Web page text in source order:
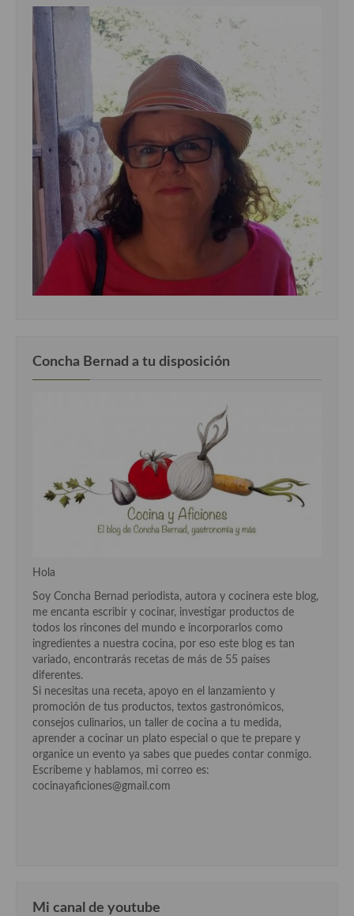
Concha Bernad a tu disposición
Hola
Soy Concha Bernad periodista, autora y cocinera este blog,
me encanta escribir y cocinar, investigar productos de
todos los rincones del mundo e incorporarlos como
ingredientes a nuestra cocina, por eso este blog es tan
variado, encontrarás recetas de más de 55 países
diferentes.
Si necesitas una receta, apoyo en el lanzamiento y
promoción de tus productos, textos gastronómicos,
consejos culinarios, un taller de cocina a tu medida,
aprender a cocinar un plato especial o que te prepare y
organice un evento ya sabes que puedes contar conmigo.
Escríbeme y hablamos, mi correo es:
cocinayaficiones@gmail.com
Mi canal de youtube